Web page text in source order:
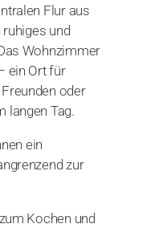
Flur aus
und
Wohnzimmer
ein Ort für
oder
langen Tag.
ein
zur
Kochen und